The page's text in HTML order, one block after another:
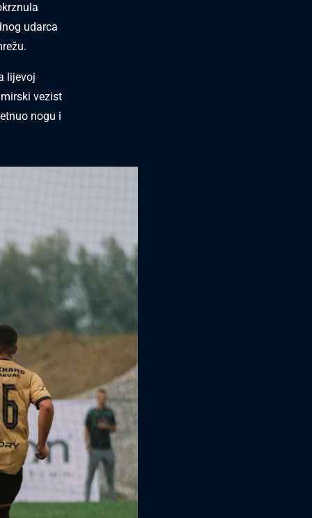
udarca
lijevoj
vezist
nogu i